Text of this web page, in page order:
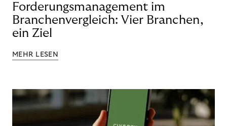
Forderungsmanagement im
Branchenvergleich: Vier Branchen,
ein Ziel
MEHR LESEN